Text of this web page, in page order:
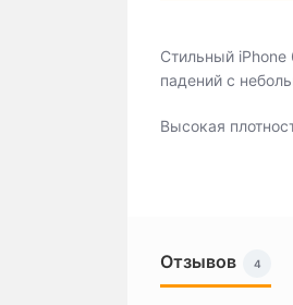
Стильный
падений с
Высокая
Отзывов 4